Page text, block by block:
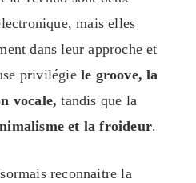
mais elles
dans leur approche et
privilégiele groove, la
vocale, tandis que la
et la froideur.
reconnaitre la